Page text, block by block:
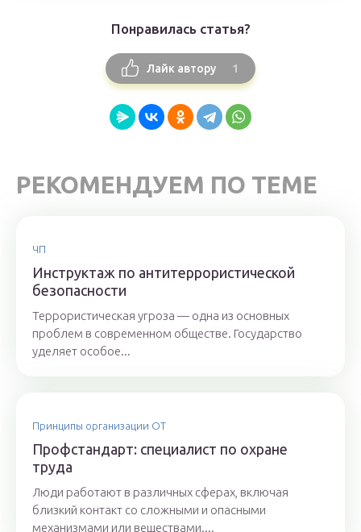
Понравилась статья?
Лайк автору 1
РЕКОМЕНДУЕМ ПО ТЕМЕ
ЧП
Инструктаж по антитеррористической
безопасности
Террористическая угроза — одна из основных
проблем в современном обществе. Государство
уделяет особое...
Принципы организации ОТ
Профстандарт: специалист по охране
труда
Люди работают в различных сферах, включая
близкий контакт со сложными и опасными
механизмами или веществами....